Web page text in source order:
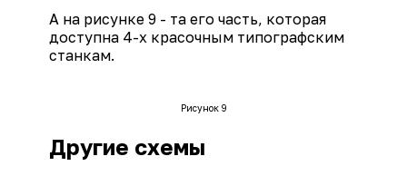
А на рисунке 9 - та его часть, которая
доступна 4-х красочным типографским
станкам.
Рисунок 9
Другие схемы